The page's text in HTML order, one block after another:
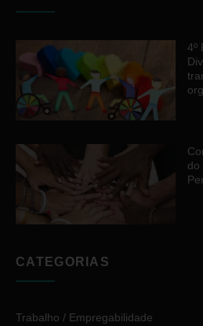
4º
do
CATEGORIAS
Trabalho / Empregabilidade